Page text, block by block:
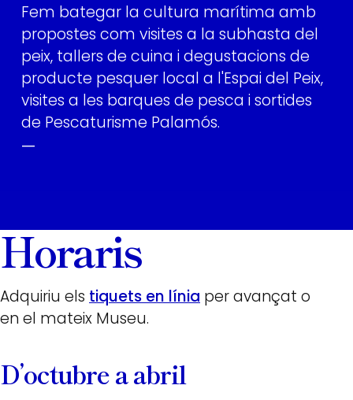
Fem bategar la cultura marítima amb
propostes com visites a la subhasta del
peix, tallers de cuina i degustacions de
producte pesquer local a l'Espai del Peix,
visites a les barques de pesca i sortides
de Pescaturisme Palamós.
—
Horaris
Adquiriu els tiquets en línia per avançat o
en el mateix Museu.
D’octubre a abril